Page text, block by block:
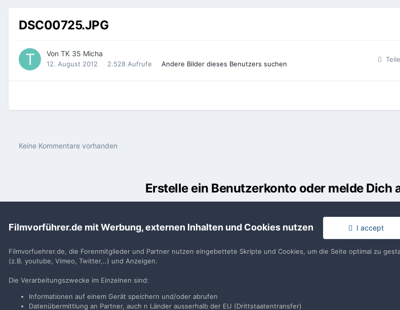
DSC00725.JPG
Von TK 35 Micha
12. August 2012 2.528 Aufrufe Andere Bilder dieses Benutzers suchen
Keine Kommentare vorhanden
Erstelle ein Benutzerkonto oder melde Dich
Neues Benutzerkonto für unsere Community erstellen. Es ist einfach!
Filmvorführer.de mit Werbung, externen Inhalten und Cookies nutzen I accept
Filmvorfuehrer.de, die Forenmitglieder und Partner nutzen eingebettete Skripte und Cookies, um die Seite optimal zu
(z.B. youtube, Vimeo, Twitter,..) und Anzeigen.
Die Verarbeitungszwecke im Einzelnen sind:
Informationen auf einem Gerät speichern und/oder abrufen
Datenübermittlung an Partner, auch n Länder ausserhalb der EU (Drittstaatentransfer)